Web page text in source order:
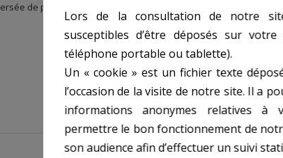
de paroi S0360 SE
Lors de la consultation de notre
susceptibles d’être déposés sur
téléphone portable ou tablette).
Un « cookie » est un fichier texte
l’occasion de la visite de notre site. Il a
informations anonymes relatives à
permettre le bon fonctionnement de
son audience afin d’effectuer un suivi